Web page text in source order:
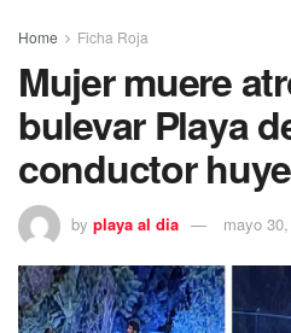
Home Ficha Roja
Mujer muere
bulevar Playa
conductor huye
by playa al dia mayo